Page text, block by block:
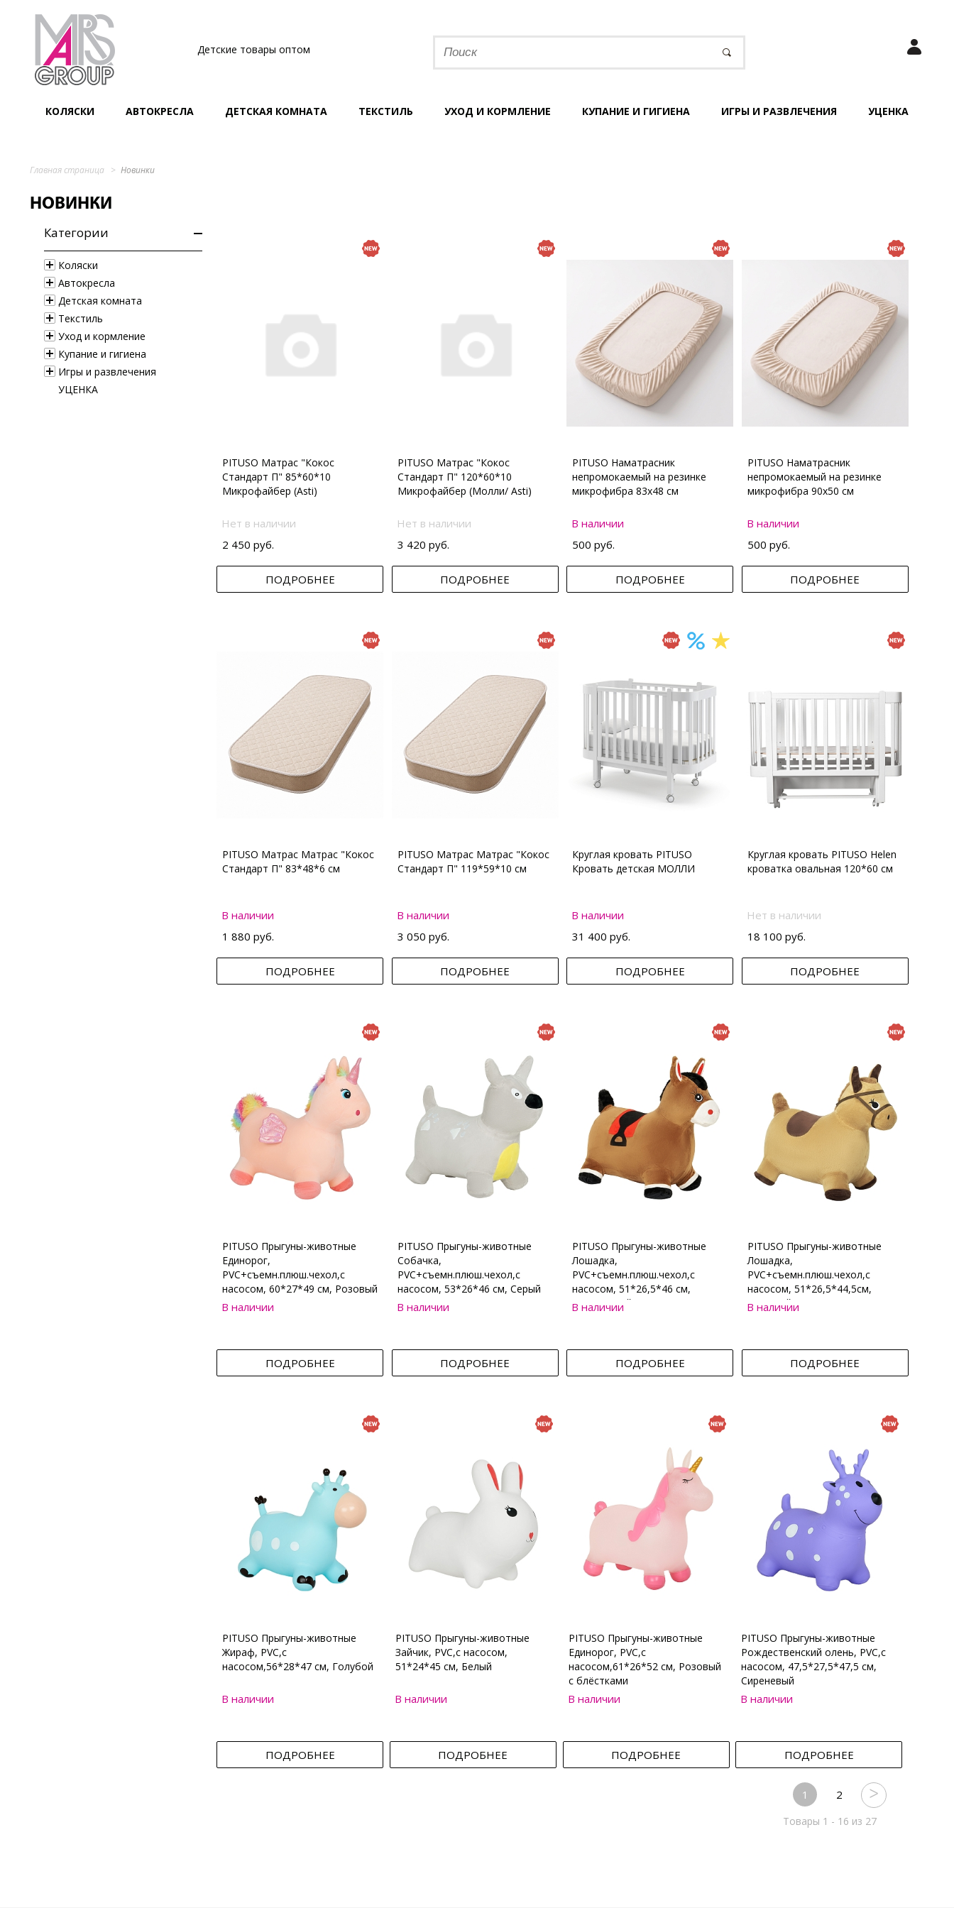
Детские товары оптом
КОЛЯСКИ АВТОКРЕСЛА ДЕТСКАЯ КОМНАТА ТЕКСТИЛЬ УХОД И КОРМЛЕНИЕ КУПАНИЕ И ГИГИЕНА ИГРЫ И РАЗВЛЕЧЕНИЯ УЦЕНКА
Главная страница Новинки
НОВИНКИ
Категории
Коляски
Автокресла
Детская комната
Текстиль
Уход и кормление
Купание и гигиена
Игры и развлечения
УЦЕНКА
PITUSO Матрас "Кокос
Стандарт П" 85*60*10
Микрофайбер (Asti)
Нет в наличии
2 450 руб.
ПОДРОБНЕЕ
PITUSO Матрас "Кокос
Стандарт П" 120*60*10
Микрофайбер (Молли/ Asti)
Нет в наличии
3 420 руб.
ПОДРОБНЕЕ
PITUSO Наматрасник
непромокаемый на резинке
микрофибра 83х48 см
В наличии
500 руб.
ПОДРОБНЕЕ
PITUSO Наматрасник
непромокаемый на резинке
микрофибра 90х50 см
В наличии
500 руб.
ПОДРОБНЕЕ
PITUSO Матрас Матрас "Кокос
Стандарт П" 83*48*6 см
В наличии
1 880 руб.
ПОДРОБНЕЕ
PITUSO Матрас Матрас "Кокос
Стандарт П" 119*59*10 см
В наличии
3 050 руб.
ПОДРОБНЕЕ
Круглая кровать PITUSO
Кровать детская МОЛЛИ
В наличии
31 400 руб.
ПОДРОБНЕЕ
Круглая кровать PITUSO Helen
кроватка овальная 120*60 см
Нет в наличии
18 100 руб.
ПОДРОБНЕЕ
PITUSO Прыгуны-животные
Единорог,
PVC+съемн.плюш.чехол,с
насосом, 60*27*49 см, Розовый
В наличии
ПОДРОБНЕЕ
PITUSO Прыгуны-животные
Собачка,
PVC+съемн.плюш.чехол,с
насосом, 53*26*46 см, Серый
В наличии
ПОДРОБНЕЕ
PITUSO Прыгуны-животные
Лошадка,
PVC+съемн.плюш.чехол,с
насосом, 51*26,5*46 см,
Коричневый
В наличии
ПОДРОБНЕЕ
PITUSO Прыгуны-животные
Лошадка,
PVC+съемн.плюш.чехол,с
насосом, 51*26,5*44,5см,
Бежевый
В наличии
ПОДРОБНЕЕ
PITUSO Прыгуны-животные
Жираф, PVC,с
насосом,56*28*47 см, Голубой
В наличии
ПОДРОБНЕЕ
PITUSO Прыгуны-животные
Зайчик, PVC,с насосом,
51*24*45 см, Белый
В наличии
ПОДРОБНЕЕ
PITUSO Прыгуны-животные
Единорог, PVC,с
насосом,61*26*52 см, Розовый
с блёстками
В наличии
ПОДРОБНЕЕ
PITUSO Прыгуны-животные
Рождественский олень, PVC,с
насосом, 47,5*27,5*47,5 см,
Сиреневый
В наличии
ПОДРОБНЕЕ
1 2
Товары 1 - 16 из 27